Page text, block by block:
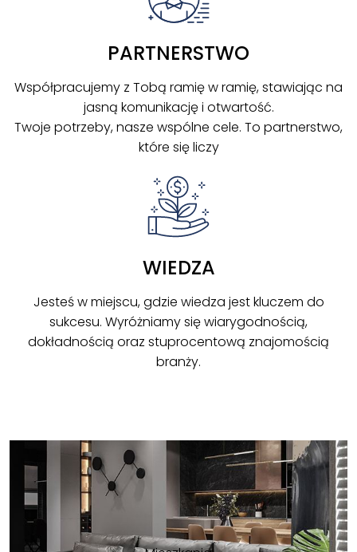
PARTNERSTWO
Współpracujemy z Tobą ramię w ramię, stawiając na
jasną komunikację i otwartość.
Twoje potrzeby, nasze wspólne cele. To partnerstwo,
które się liczy
WIEDZA
Jesteś w miejscu, gdzie wiedza jest kluczem do
sukcesu. Wyróżniamy się wiarygodnością,
dokładnością oraz stuprocentową znajomością
branży.